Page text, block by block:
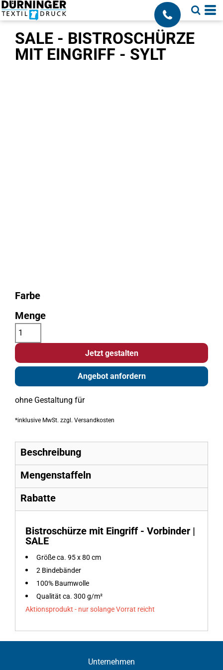
;
SALE - BISTROSCHÜRZE
MIT EINGRIFF - SYLT
Farbe
Menge
Jetzt gestalten
ohne Gestaltung für
*inklusive MwSt. zzgl. Versandkosten
Beschreibung
Mengenstaffeln
Rabatte
Bistroschürze mit Eingriff - Vorbinder |
SALE
Größe ca. 95 x 80 cm
2 Bindebänder
100% Baumwolle
Qualität ca. 300 g/m²
Aktionsprodukt - nur solange Vorrat reicht
Angebot anfordern
Unternehmen